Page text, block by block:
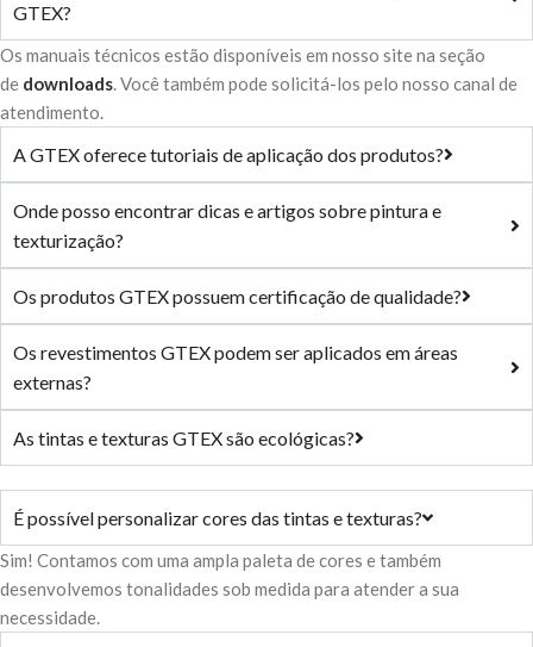
GTEX?
Os manuais técnicos estão disponíveis em nosso site na seção
de downloads. Você também pode solicitá-los pelo nosso canal de
atendimento.
A GTEX oferece tutoriais de aplicação dos produtos?
Onde posso encontrar dicas e artigos sobre pintura e
texturização?
Os produtos GTEX possuem certificação de qualidade?
Os revestimentos GTEX podem ser aplicados em áreas
externas?
As tintas e texturas GTEX são ecológicas?
É possível personalizar cores das tintas e texturas?
Sim! Contamos com uma ampla paleta de cores e também
desenvolvemos tonalidades sob medida para atender a sua
necessidade.